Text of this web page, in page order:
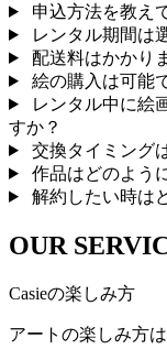
申込方法を教え
レンタル期間は
配送料はかかり
絵の購入は可能
レンタル中に絵
すか？
交換タイミング
作品はどのよう
解約したい時は
OUR
Casieの楽しみ方
アートの楽しみ方